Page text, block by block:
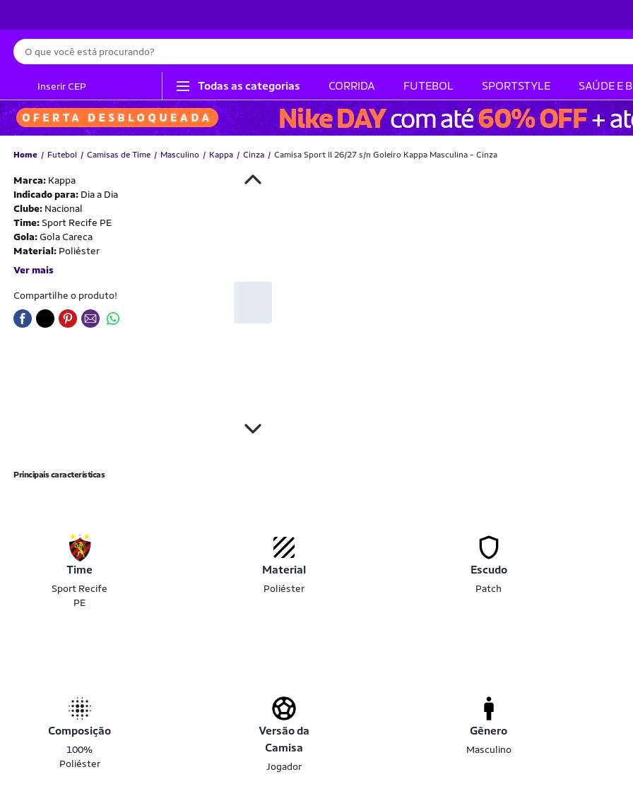
Busca
Inserir CEP Todas as categorias CORRIDA FUTEBOL SPORTSTYLE SAÚDE E
Home Futebol Camisas de Time Masculino Kappa Cinza Camisa Sport II 26/27 s/n Goleiro Kappa Masculina - Cinza
Marca: Kappa
Indicado para: Dia a Dia
Clube: Nacional
Time:Sport Recife PE
Gola: Gola Careca
Material: Poliéster
Ver mais
Compartilhe o produto!
Principais características
Time
Sport Recife
PE
Material
Poliéster
Escudo
Patch
Composição
100%
Poliéster
Versão da
Camisa
Jogador
Gênero
Masculino